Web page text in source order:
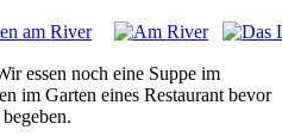
essen noch eine Suppe im
im Garten eines Restaurant bevor